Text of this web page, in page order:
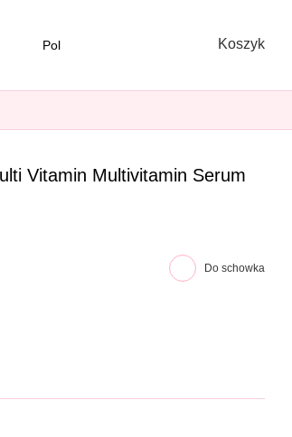
Pol Koszyk
Vitamin Multivitamin Serum
Do schowka